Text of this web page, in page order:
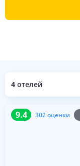
4 отелей
9.4 302 оценки
9.4 302 оценки